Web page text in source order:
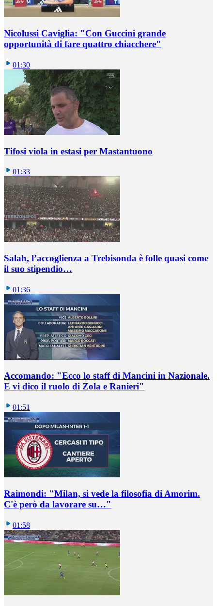
Nicolussi Caviglia: "Con Guccini grande
opportunità di fare quattro chiacchere"
01:30
Tifosi viola in estasi per Mastantuono
01:33
Salah, l’accoglienza a Trebisonda è folle quasi come
il suo stipendio…
01:36
Accomando: "Ecco lo staff di Mancini in Nazionale.
E vi dico il ruolo di Zola e Ranieri"
01:51
Raimondi: "Milan, si vede la filosofia di Amorim.
C'è però da lavorare su…"
01:58